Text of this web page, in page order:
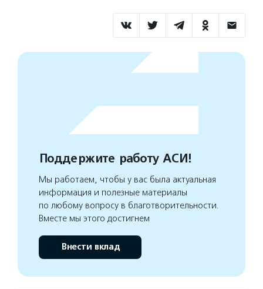
Поддержите работу АСИ!
Мы работаем, чтобы у вас была актуальная
информация и полезные материалы
по любому вопросу в благотворительности.
Вместе мы этого достигнем
Внести вклад